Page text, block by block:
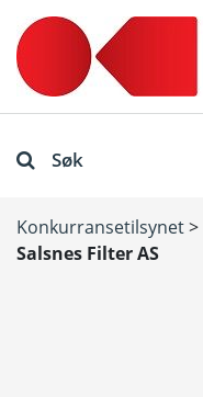
Søk
Konkurransetilsynet>
Salsnes Filter AS